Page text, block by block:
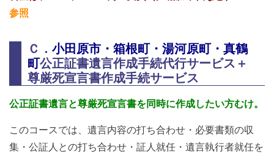
参照
Ｃ． 小田原市・箱根町・湯河原町・真鶴
町公正証書遺言作成手続代行サービス＋
尊厳死宣言書作成手続サービス
公正証書遺言と尊厳死宣言書を同時に作成したい方むけ。
このコースでは、遺言内容の打ち合わせ・必要書類の収
集・公証人との打ち合わせ・証人就任・遺言執行者就任を